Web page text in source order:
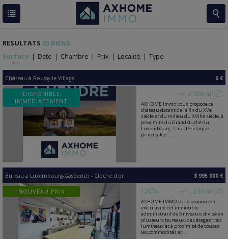
RESULTATS 35 BIENS
Surface | Date | Chambre | Prix | Localité | Type
Château à Roussy-le-Village 0 €
DISPONIBLE
IMMÉDIATEMENT
+/- 2 000 m²
AXHOME Immo vous propose ce
château datant de la fin du XVe
siècle et du milieu du XVIIIe siècle, à
proximité du Grand duché du
Luxembourg. Caractéristiques
principales : ...
Bureau à Luxembourg-Gasperich - Cloche d'or 8 995 000 €
NOUVEAU PRIX +/- 1 233 m²
12
AXHOME IMMO vous propose en
exclusivité cet immeuble
administratif de 5 niveaux, divisé en
plusieurs bureaux, des étages très
lumineux et à proximité de toutes
les commodités et...